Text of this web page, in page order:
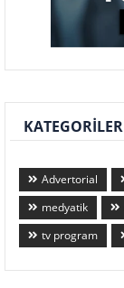
KATEGORILER
Advertorial
medyatik
tv program